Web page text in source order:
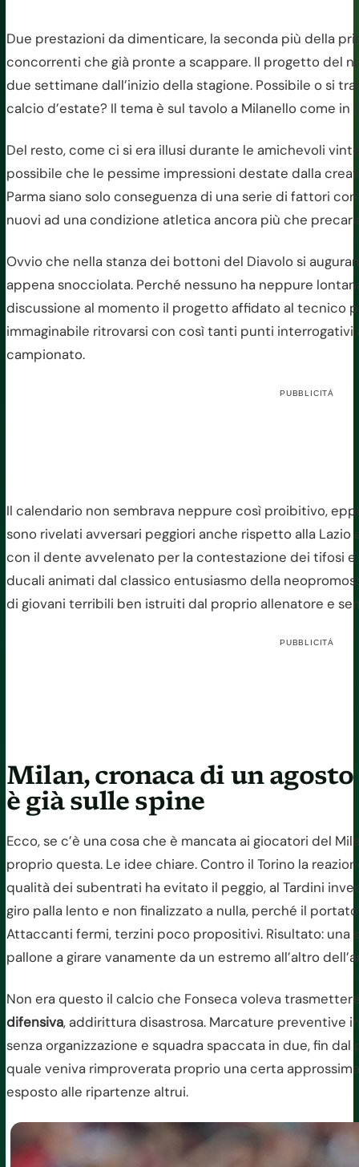
Due prestazioni da dimenticare, la seconda più della
concorrenti che già pronte a scappare. Il progetto del
due settimane dall’inizio della stagione. Possibile o si
calcio d’estate? Il tema è sul tavolo a Milanello come in
Del resto, come ci si era illusi durante le amichevoli
possibile che le pessime impressioni destate dalla
Parma siano solo conseguenza di una serie di fattori
nuovi ad una condizione atletica ancora più che
Ovvio che nella stanza dei bottoni del Diavolo si
appena snocciolata. Perché nessuno ha neppure
discussione al momento il progetto affidato al tecnico
immaginabile ritrovarsi con così tanti punti interrogativi
campionato.
PUBBLICITÀ
Il calendario non sembrava neppure così proibitivo,
sono rivelati avversari peggiori anche rispetto alla Lazio
con il dente avvelenato per la contestazione dei tifosi
ducali animati dal classico entusiasmo della
di giovani terribili ben istruiti dal proprio allenatore e
PUBBLICITÀ
Milan, cronaca di un agosto
è già sulle spine
Ecco, se c’è una cosa che è mancata ai giocatori del
proprio questa. Le idee chiare. Contro il Torino la
qualità dei subentrati ha evitato il peggio, al Tardini
giro palla lento e non finalizzato a nulla, perché il
Attaccanti fermi, terzini poco propositivi. Risultato:
pallone a girare vanamente da un estremo all’altro
Non era questo il calcio che Fonseca voleva
difensiva, addirittura disastrosa. Marcature preventive
senza organizzazione e squadra spaccata in due, fin
quale veniva rimproverata proprio una certa
esposto alle ripartenze altrui.